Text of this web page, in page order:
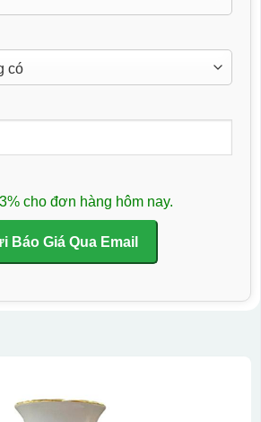
cho đơn hàng hôm nay.
Báo Giá Qua Email